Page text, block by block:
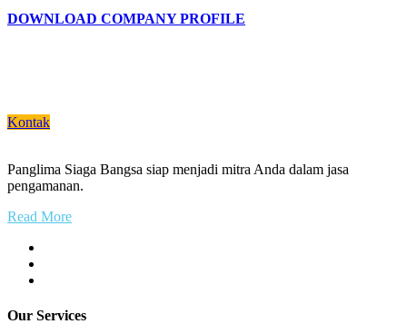
DOWNLOAD COMPANY PROFILE
Kontak
Panglima Siaga Bangsa siap menjadi mitra Anda dalam jasa
pengamanan.
Read More
Our Services